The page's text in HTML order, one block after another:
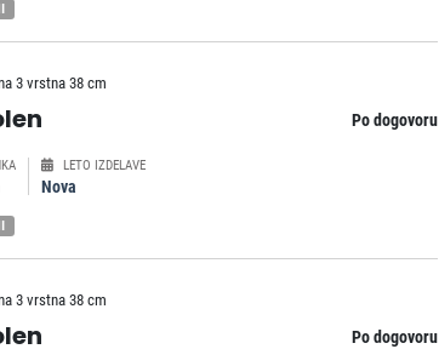
3 vrstna 38 cm
Po dogovoru
LETO IZDELAVE
Nova
3 vrstna 38 cm
Po dogovoru